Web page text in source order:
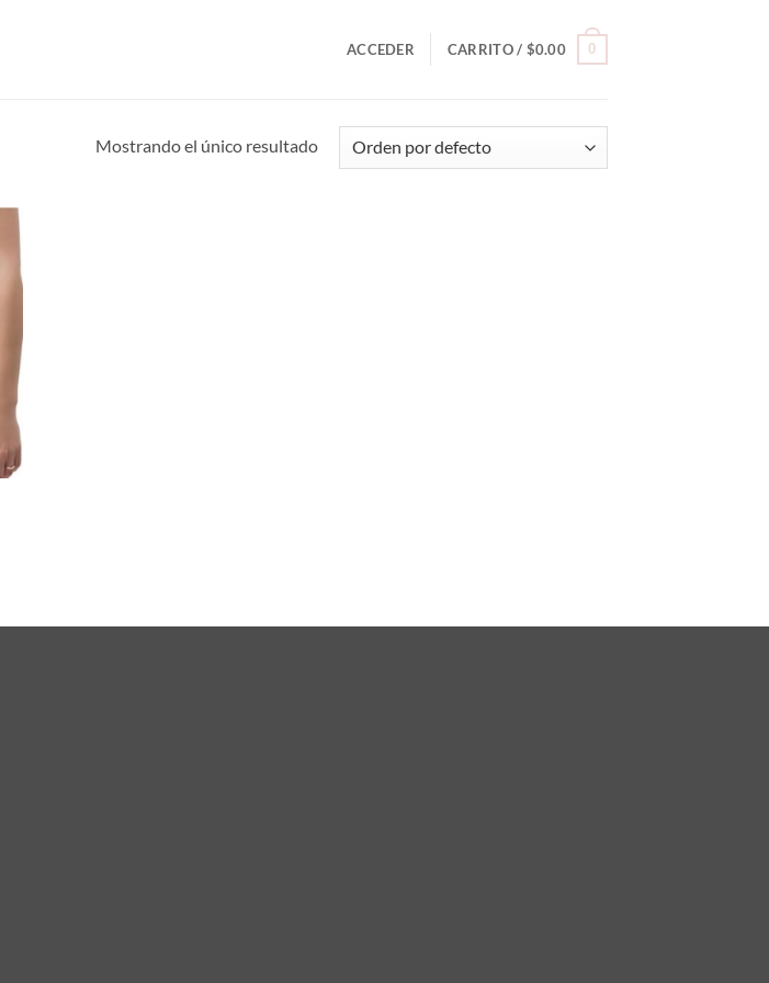
ACCEDER CARRITO / $0.00 0
Mostrando el único resultado